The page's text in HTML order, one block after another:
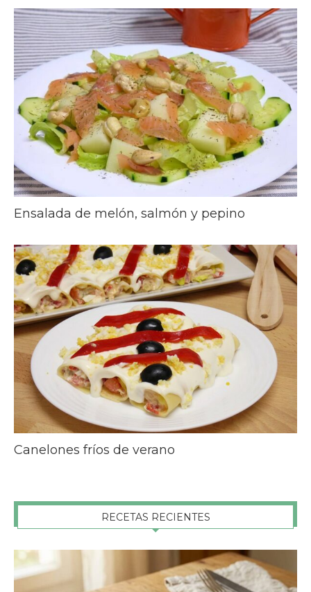
Ensalada de melón, salmón y pepino
Canelones fríos de verano
RECETAS RECIENTES